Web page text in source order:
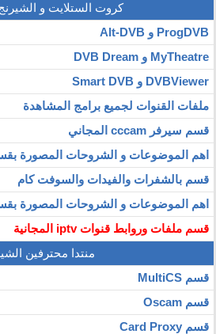
كروت الستلايت و
ProgDVB و Alt-DVB
MyTheatre و DVB Dream
DVBViewer و Smart DVB
ملفات القنوات لجميع برامج المشاهدة
قسم سيرفر cccam المجاني
اهم الموضوعات و الشروحات المصورة
قسم بالشفرات والفيدات والسوفت كام
اهم الموضوعات و الشروحات المصورة
قسم ملفات وروابط قنوات iptv المجانية
منتدا محترفين
قسم MultiCS
قسم Oscam
قسم Card Proxy